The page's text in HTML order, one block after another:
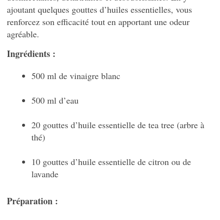
ajoutant quelques gouttes d’huiles essentielles, vous
renforcez son efficacité tout en apportant une odeur
agréable.
Ingrédients :
500 ml de vinaigre blanc
500 ml d’eau
20 gouttes d’huile essentielle de tea tree (arbre à
thé)
10 gouttes d’huile essentielle de citron ou de
lavande
Préparation :